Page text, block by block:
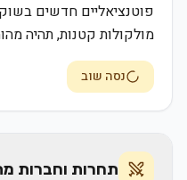
פוטנציאליים חדשים
מולקולות קטנות, תהיה
נסה שוב
תחרות וחברות